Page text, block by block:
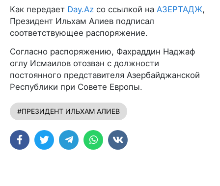
Как передает Day.Az со ссылкой на АЗЕРТАДЖ,
Президент Ильхам Алиев подписал
соответствующее распоряжение.
Согласно распоряжению, Фахраддин Наджаф
оглу Исмаилов отозван с должности
постоянного представителя Азербайджанской
Республики при Совете Европы.
#ПРЕЗИДЕНТ ИЛЬХАМ АЛИЕВ